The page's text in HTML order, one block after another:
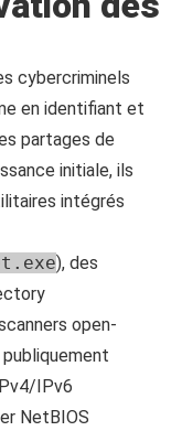
cybercriminels
en identifiant et
partages de
initiale, ils
intégrés
), des
open-
IPv6
NetBIOS